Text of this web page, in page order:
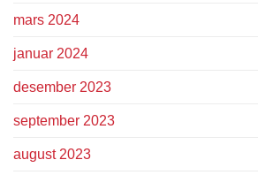
mars 2024
januar 2024
desember 2023
september 2023
august 2023